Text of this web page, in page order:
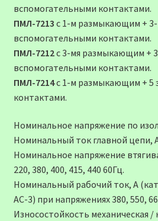
вспомогательными контактами.
ПМЛ-7213 с 1-м размыкающим +
вспомогательными контактами.
ПМЛ-7212с 3-мя размыкающим +
вспомогательными контактами.
ПМЛ-7214с 1-м размыкающим + 5
контактами.
Номинальное напряжение по
Номинальный ток главной цепи,
Номинальное напряжение
220, 380, 400, 415, 440 60Гц.
Номинальный рабочий ток, А
АС-3) при напряжениях 380, 550,
Износостойкость механическая